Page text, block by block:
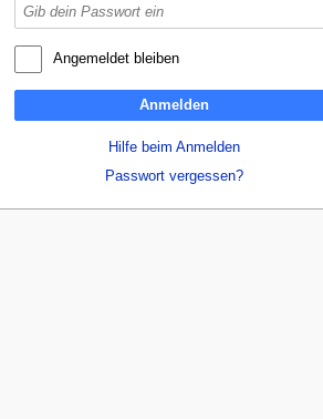
Angemeldet bleiben
Anmelden
Hilfe beim Anmelden
Passwort vergessen?